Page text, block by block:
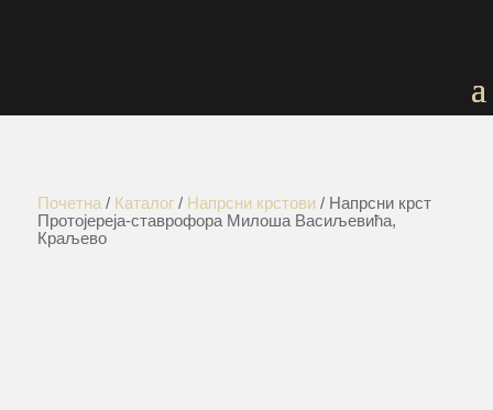
Почетна / Каталог/ Напрсни крстови/ Напрсни крст
Протојереја-ставрофора Милоша Васиљевића,
Краљево